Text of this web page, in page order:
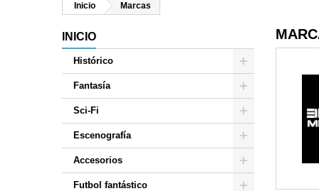
Inicio Marcas
INICIO
Histórico
Fantasía
Sci-Fi
Escenografía
Accesorios
Futbol fantástico